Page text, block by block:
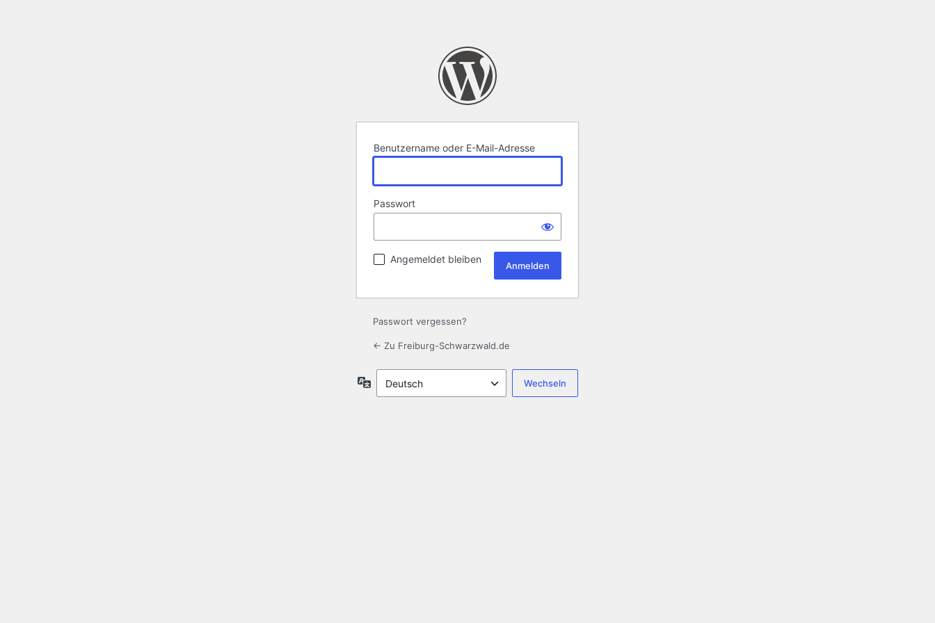
Benutzername oder E-Mail-Adresse
Passwort
Angemeldet bleiben
Passwort vergessen?
← Zu Freiburg-Schwarzwald.de
Sprache